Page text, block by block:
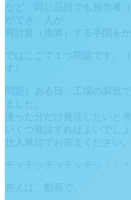
など、同じ品目でも担当者
ができ、人が
再計算（換算）する手間を
ではここで１つ問題です。
す）
問題）ある日、工場の製造
ました。
使った分だけ発注したいと
いくつ発注すればよいでし
仕入単位でお答えください。
チッチッチッチッチッ・・
答えは、動画で。